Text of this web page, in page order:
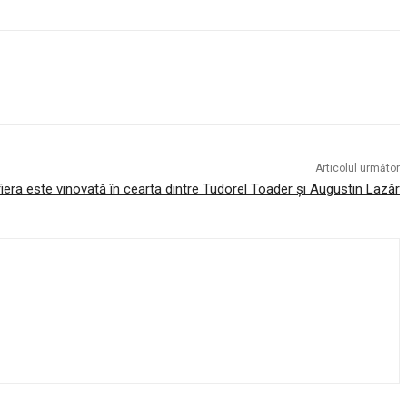
Articolul următor
este vinovată în cearta dintre Tudorel Toader și Augustin Lazăr